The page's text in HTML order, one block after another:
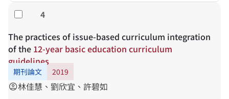
素養問卷，依據新課綱原住民族語文中「學習表現」與
「學習內容」之指標，逐步發展各階段之族語素養測量
工具，作為未來TASA-L長期追蹤調查之測量依據。研究
結果將有助於了解現職教師實施族語教學之現況，以及
發現適當之族語素養標準化測量工具。
勾選
4
The practices of issue-based curriculum integration
of the 12-year basiceducation curriculum
guidelines
期刊論文 2019
account_circle林佳慧、劉欣宜、許碧如